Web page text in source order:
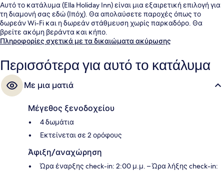
Αυτό το κατάλυμα (Ella Holiday Inn) είναι μια εξαιρετική επιλογή για
τη διαμονή σας εδώ (Ιπόχ). Θα απολαύσετε παροχές όπως το
δωρεάν Wi-Fi και η δωρεάν στάθμευση χωρίς παρκαδόρο. Θα
βρείτε ακόμη βεράντα και κήπο.
Πληροφορίες σχετικά με τα δικαιώματα ακύρωσης
Περισσότερα για αυτό το κατάλυμα
Με μια ματιά
Μέγεθος ξενοδοχείου
4 δωμάτια
Εκτείνεται σε 2 ορόφους
Άφιξη/αναχώρηση
Ώρα έναρξης check-in: 2:00 μ.μ. – Ώρα λήξης check-in: